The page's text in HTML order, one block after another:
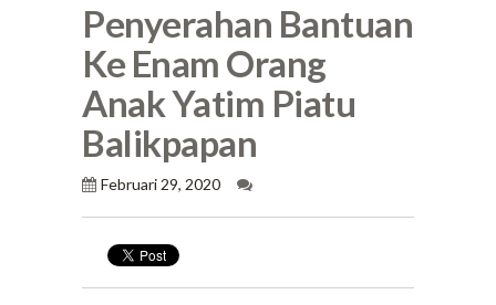
Penyerahan Bantuan
Ke Enam Orang
Anak Yatim Piatu
Balikpapan
Februari 29, 2020